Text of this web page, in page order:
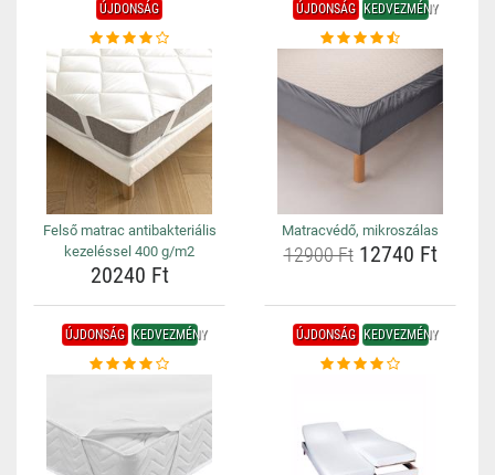
ÚJDONSÁG
Felső matrac antibakteriális
kezeléssel 400 g/m2
20240 Ft
ÚJDONSÁG KEDVEZMÉNY
Matracvédő, mikroszálas
12900 Ft12740 Ft
ÚJDONSÁG KEDVEZMÉNY ÚJDONSÁG KEDVEZMÉNY